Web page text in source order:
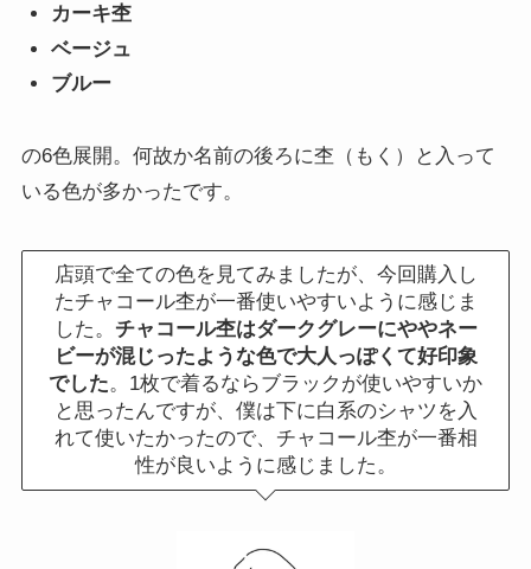
カーキ杢
ベージュ
ブルー
の6色展開。何故か名前の後ろに杢（もく）と入って
いる色が多かったです。
店頭で全ての色を見てみましたが、今回購入し
たチャコール杢が一番使いやすいように感じま
した。 チャコール杢はダークグレーにややネー
ビーが混じったような色で大人っぽくて好印象
でした。1枚で着るならブラックが使いやすいか
と思ったんですが、僕は下に白系のシャツを入
れて使いたかったので、チャコール杢が一番相
性が良いように感じました。